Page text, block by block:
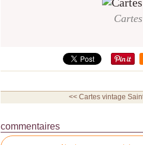
<< Cartes vintage
commentaires